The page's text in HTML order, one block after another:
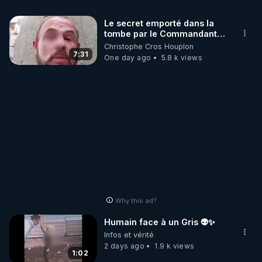
7:31
Le secret emporté dans la
tombe par le Commandant
Cousteau le 25 juin 1997
Christophe Cros Houplon
One day ago
5.8 k views
Why this ad?
1:02
Humain face à un Gris 👽✨
Infos et vérité
2 days ago
1.9 k views